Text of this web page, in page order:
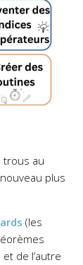
trous au
plus
(les
de l’autre